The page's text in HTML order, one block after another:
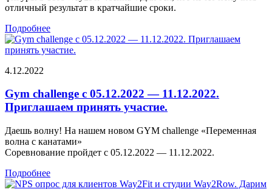
отличный результат в кратчайшие сроки.
Подробнее
4.12.2022
Gym challenge с 05.12.2022 — 11.12.2022.
Приглашаем принять участие.
Даешь волну! На нашем новом GYM challenge «Переменная
волна с канатами»
Соревнование пройдет с 05.12.2022 — 11.12.2022.
Подробнее